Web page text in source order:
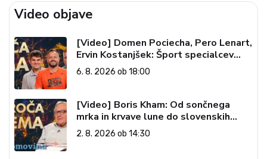
Video objave
[Video] Domen Pociecha, Pero Lenart,
Ervin Kostanjšek: Šport specialcev
(Vroča tema, 6. 8. 2026)
6. 8. 2026 ob 18:00
[Video] Boris Kham: Od sončnega
mrka in krvave lune do slovenskih
pečatov v vesolju (Vroča tema, 2. 8.
2026)
2. 8. 2026 ob 14:30